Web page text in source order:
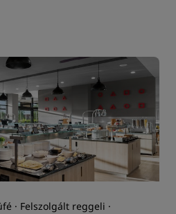
· Felszolgált reggeli ·